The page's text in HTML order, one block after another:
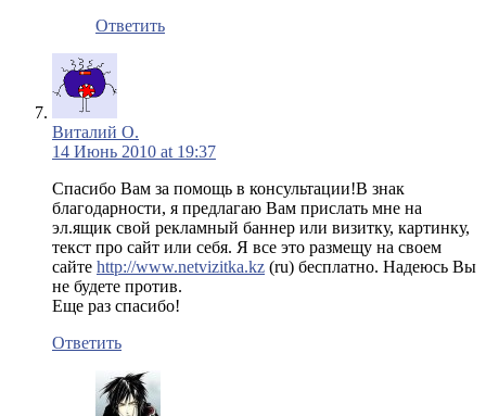
Ответить
Виталий О.
14 Июнь 2010 at 19:37
Спасибо Вам за помощь в консультации!В знак
благодарности, я предлагаю Вам прислать мне на
эл.ящик свой рекламный баннер или визитку, картинку,
текст про сайт или себя. Я все это размещу на своем
сайте http://www.netvizitka.kz (ru) бесплатно. Надеюсь Вы
не будете против.
Еще раз спасибо!
Ответить